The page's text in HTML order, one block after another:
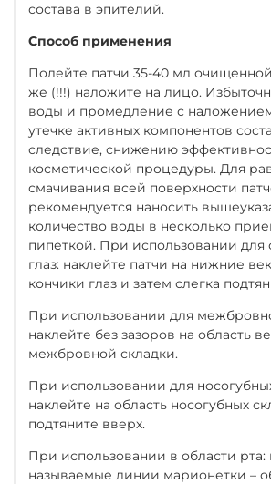
состава в эпителий.
Способ применения
Полейте патчи 35-40 мл
же (!!!) наложите на лицо.
воды и промедление с
утечке активных компонентов
следствие, снижению
косметической процедуры. Для
смачивания всей поверхности
рекомендуется наносить
количество воды в несколько
пипеткой. При использовании для
глаз: наклейте патчи на нижние
кончики глаз и затем слегка
При использовании для
наклейте без зазоров на область
межбровной складки.
При использовании для
наклейте на область носогубных
подтяните вверх.
При использовании в области рта:
называемые линии марионетки –